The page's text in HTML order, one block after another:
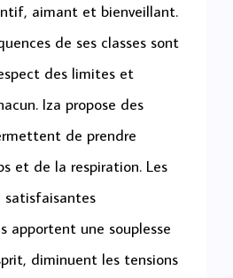
aimant et bienveillant.
de ses classes sont
des limites et
Iza propose des
de prendre
et de la respiration. Les
satisfaisantes
apportent une souplesse
diminuent les tensions